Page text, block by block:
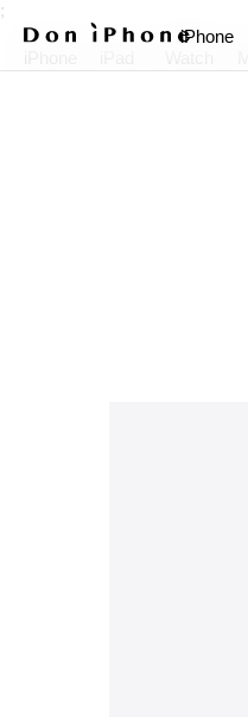
;
iPhone